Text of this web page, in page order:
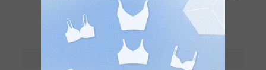
NT$520
NT$680
NT$520
NT$680